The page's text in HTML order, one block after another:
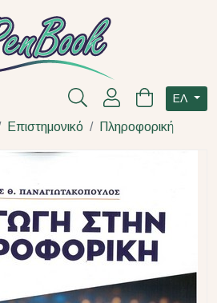
ΕΛ
Επιστημονικό Πληροφορική